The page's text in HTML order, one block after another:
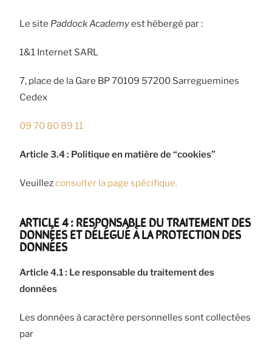
Le site Paddock Academyest hébergé par :
1&1 Internet SARL
7, place de la Gare BP 70109 57200 Sarreguemines
Cedex
09 70 80 89 11
Article 3.4 : Politique en matière de “cookies”
Veuillezconsulter la page spécifique.
ARTICLE 4 : RESPONSABLE DU TRAITEMENT DES
DONNÉES ET DÉLÉGUÉ À LA PROTECTION DES
DONNÉES
Article 4.1 : Le responsable du traitement des
données
Les données à caractère personnelles sont collectées
par